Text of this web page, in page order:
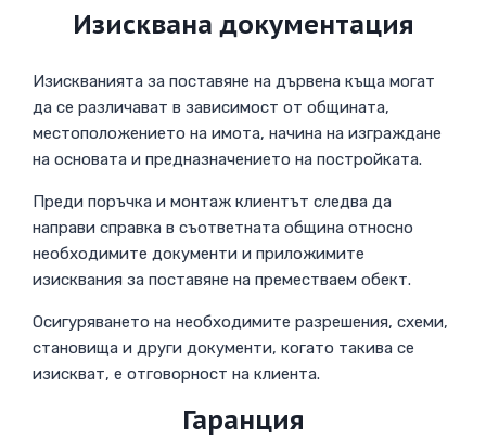
Изисквана документация
Изискванията за поставяне на дървена къща могат
да се различават в зависимост от общината,
местоположението на имота, начина на изграждане
на основата и предназначението на постройката.
Преди поръчка и монтаж клиентът следва да
направи справка в съответната община относно
необходимите документи и приложимите
изисквания за поставяне на преместваем обект.
Осигуряването на необходимите разрешения, схеми,
становища и други документи, когато такива се
изискват, е отговорност на клиента.
Гаранция